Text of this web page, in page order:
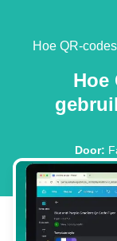
Hoe QR-
Hoe
Door: